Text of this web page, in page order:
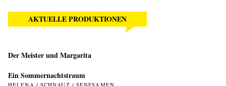
AKTUELLE PRODUKTIONEN
Der Meister und Margarita
Ein Sommer­nachtstraum